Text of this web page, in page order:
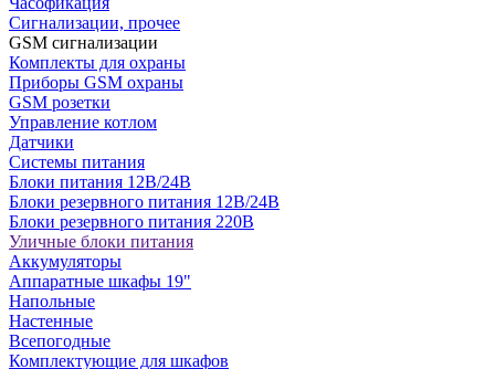
Сигнализации, прочее
GSM сигнализации
Комплекты для охраны
Приборы GSM охраны
GSM розетки
Управление котлом
Датчики
Системы питания
Блоки питания 12В/24В
Блоки резервного питания 12В/24В
Блоки резервного питания 220В
Уличные блоки питания
Аккумуляторы
Аппаратные шкафы 19"
Напольные
Настенные
Всепогодные
Комплектующие для шкафов